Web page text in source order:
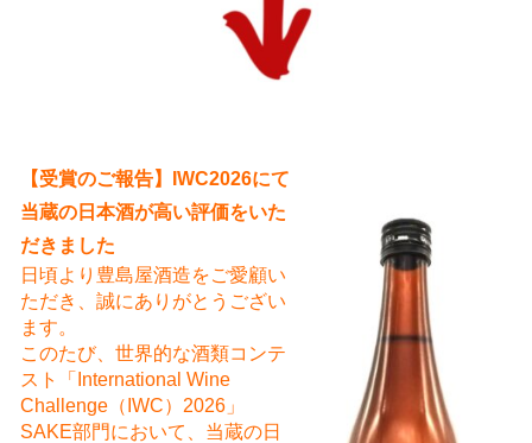
【受賞のご報告】IWC2026にて
当蔵の日本酒が高い評価をいた
だきました
日頃より豊島屋酒造をご愛顧い
ただき、誠にありがとうござい
ます。
このたび、世界的な酒類コンテ
スト「International Wine
Challenge（IWC）2026」
SAKE部門において、当蔵の日